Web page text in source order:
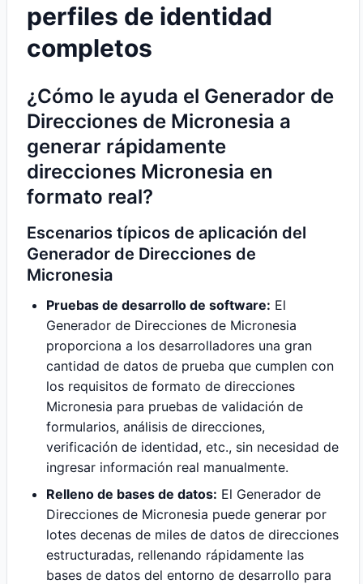
perfiles de identidad
completos
¿Cómo le ayuda el Generador de
Direcciones de Micronesia a
generar rápidamente
direcciones Micronesia en
formato real?
Escenarios típicos de aplicación del
Generador de Direcciones de
Micronesia
Pruebas de desarrollo de software: El
Generador de Direcciones de Micronesia
proporciona a los desarrolladores una gran
cantidad de datos de prueba que cumplen con
los requisitos de formato de direcciones
Micronesia para pruebas de validación de
formularios, análisis de direcciones,
verificación de identidad, etc., sin necesidad de
ingresar información real manualmente.
Relleno de bases de datos: El Generador de
Direcciones de Micronesia puede generar por
lotes decenas de miles de datos de direcciones
estructuradas, rellenando rápidamente las
bases de datos del entorno de desarrollo para